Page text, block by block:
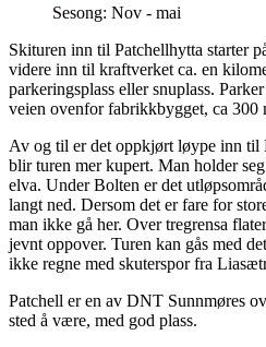
Sesong: Nov - mai
Skituren inn til Patchellhytta starter
videre inn til kraftverket ca. en
parkeringsplass eller snuplass.
veien ovenfor fabrikkbygget, ca 300
Av og til er det oppkjørt løype inn
blir turen mer kupert. Man holder
elva. Under Bolten er det
langt ned. Dersom det er fare for
man ikke gå her. Over tregrensa
jevnt oppover. Turen kan gås med
ikke regne med skuterspor fra
Patchell er en av DNT Sunnmøres
sted å være, med god plass.